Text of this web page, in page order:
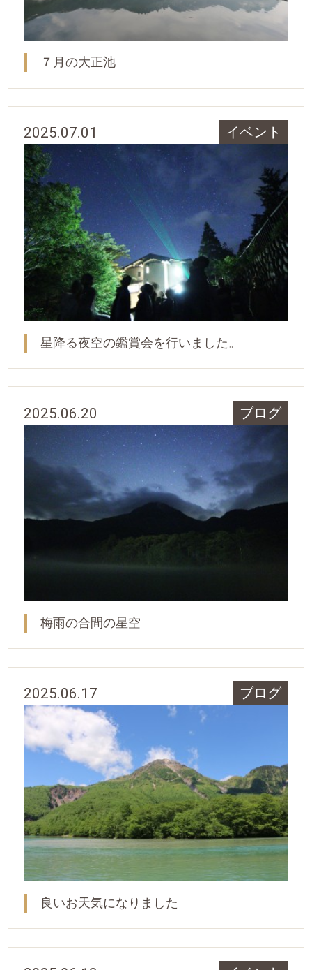
７月の大正池
2025.07.01 イベント
星降る夜空の鑑賞会を行いました。
2025.06.20 ブログ
梅雨の合間の星空
2025.06.17 ブログ
良いお天気になりました